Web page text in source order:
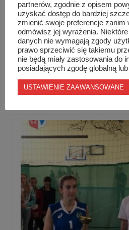
12. Europejski Obóz Karate
partnerów, zgodnie z opisem
uzyskać dostęp do bardziej
zmienić swoje preferencje zanim
odmówisz jej wyrażenia.
danych nie wymagają zgody
prawo sprzeciwić się takiemu
nie będą miały zastosowania do
posiadających zgodę globalną
USTAWIENIE ZAAWANSOWANE